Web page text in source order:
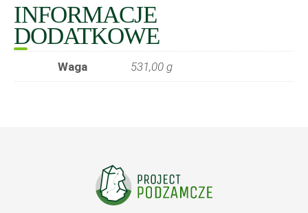
INFORMACJE
DODATKOWE
Waga 531,00 g